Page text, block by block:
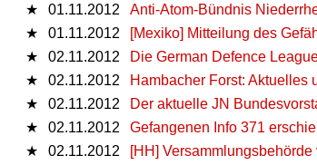
★
01.11.2012
Anti-Atom-Bündnis
★
01.11.2012
[Mexiko] Mitteilung des
★
02.11.2012
Die German Defence
★
02.11.2012
Hambacher Forst: Aktuelles
★
02.11.2012
Der aktuelle JN
★
02.11.2012
Gefangenen Info 371
★
02.11.2012
[HH]